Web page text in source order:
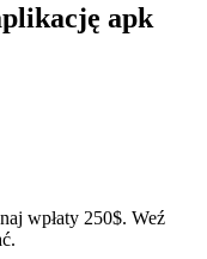
apk
wpłaty 250$. Weź